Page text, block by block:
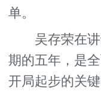
单。
吴存荣在讲
期的五年，是
开局起步的关